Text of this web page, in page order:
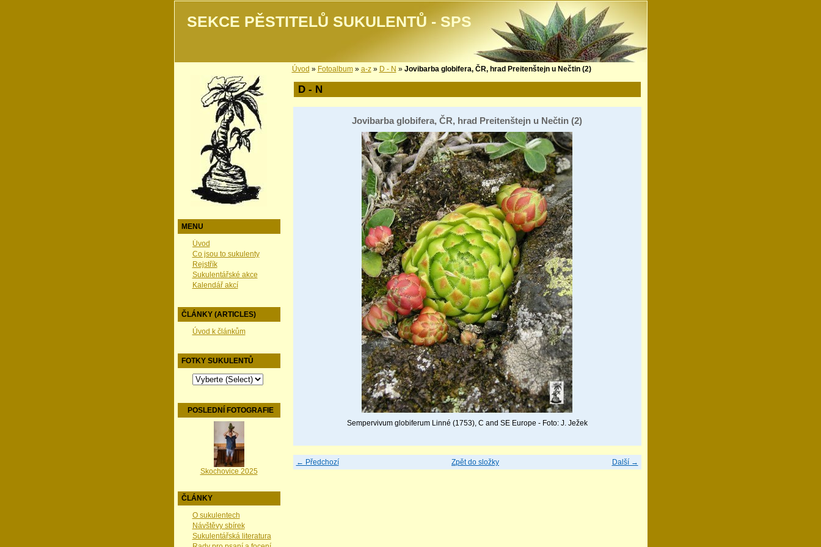
SEKCE PĚSTITELŮ SUKULENTŮ - SPS
MENU
Úvod
Co jsou to sukulenty
Rejstřík
Sukulentářské akce
Kalendář akcí
ČLÁNKY (ARTICLES)
Úvod k článkům
FOTKY SUKULENTŮ
POSLEDNÍ FOTOGRAFIE
Skochovice 2025
ČLÁNKY
O sukulentech
Návštěvy sbírek
Sukulentářská literatura
Úvod » Fotoalbum» a-z» D - N » Jovibarba globifera, ČR, hrad Preitenštejn u Nečtin (2)
D - N
Jovibarba globifera, ČR, hrad Preitenštejn u Nečtin (2)
Sempervivum globiferum Linné (1753), C and SE Europe - Foto: J. Ježek
← Předchozí Další →
Zpět do složky